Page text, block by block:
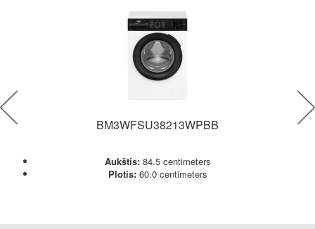
BM3WFSU38213WPBB
Aukštis:84.5 centimeters
Plotis:60.0 centimeters